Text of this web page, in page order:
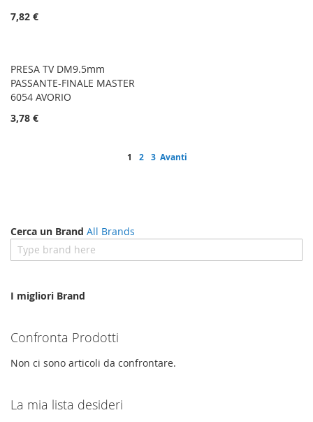
7,82 €
PRESA TV DM9.5mm
PASSANTE-FINALE MASTER
6054 AVORIO
3,78 €
Pagina
Attualmente stai leggendo la pagina
1 Pagina
2 Pagina
3 Pagina
Avanti
Cerca un Brand All Brands
I migliori Brand
Confronta Prodotti
Non ci sono articoli da confrontare.
La mia lista desideri